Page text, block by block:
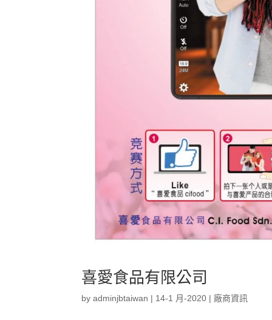
喜愛食品有限公司
byadminjbtaiwan | 14-1 月-2020 | 廠商資訊